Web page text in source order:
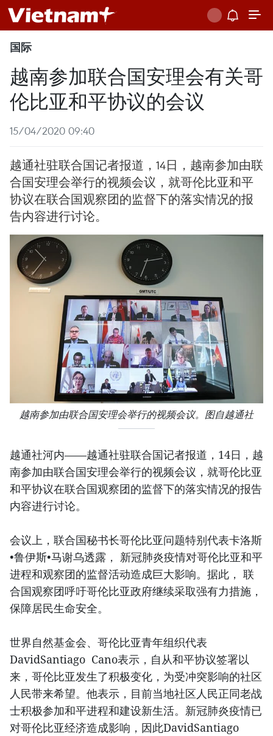
国际
越南参加联合国安理会有关哥
伦比亚和平协议的会议
15/04/2020 09:40
越通社驻联合国记者报道，14日，越南参加由联
合国安理会举行的视频会议，就哥伦比亚和平
协议在联合国观察团的监督下的落实情况的报
告内容进行讨论。
越南参加由联合国安理会举行的视频会议。图自越通社
越通社河内——越通社驻联合国记者报道，14日，越
南参加由联合国安理会举行的视频会议，就哥伦比亚
和平协议在联合国观察团的监督下的落实情况的报告
内容进行讨论。
会议上，联合国秘书长哥伦比亚问题特别代表卡洛斯
•鲁伊斯•马谢乌透露， 新冠肺炎疫情对哥伦比亚和平
进程和观察团的监督活动造成巨大影响。据此， 联
合国观察团呼吁哥伦比亚政府继续采取强有力措施，
保障居民生命安全。
世界自然基金会、哥伦比亚青年组织代表
DavidSantiago Cano表示，自从和平协议签署以
来，哥伦比亚发生了积极变化，为受冲突影响的社区
人民带来希望。他表示，目前当地社区人民正同老战
士积极参加和平进程和建设新生活。新冠肺炎疫情已
对哥伦比亚经济造成影响，因此DavidSantiago